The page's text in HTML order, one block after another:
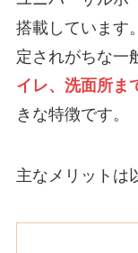
搭載しています
定されがちな一
イレ、洗面所ま
きな特徴です。
主なメリットは